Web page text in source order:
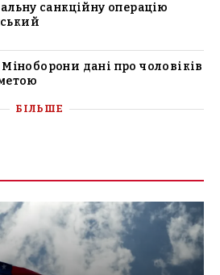
санкційну операцію
дані про чоловіків
БІЛЬШЕ